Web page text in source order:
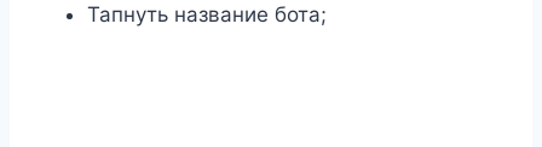
Тапнуть название бота;